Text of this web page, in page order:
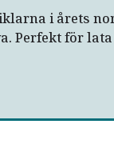
i årets
Perfekt för